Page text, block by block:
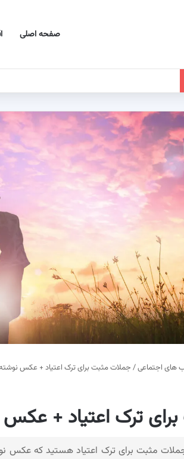
صفحه اصلی
های اجتماعی/ جملات مثبت برای ترک اعتیاد + عکس نوشته
ترک اعتیاد + عکس
مثبت برای ترک اعتیاد هستید که عکس